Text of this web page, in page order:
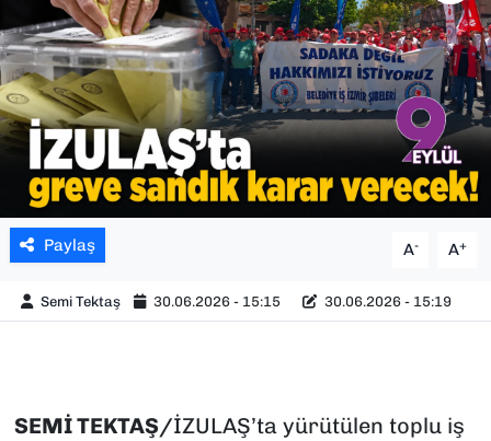
Paylaş A- A+
Semi Tektaş 30.06.2026 - 15:15 30.06.2026 - 15:19
SEMİ TEKTAŞ/İZULAŞ’ta yürütülen toplu iş
SPOR
TEKNOLOJİ
YAŞAM
YEREL YÖNETİMLER